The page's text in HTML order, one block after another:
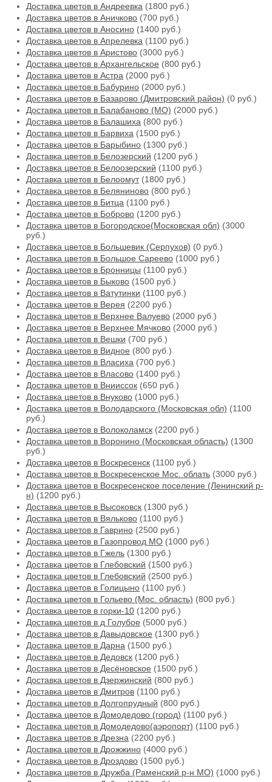
Доставка цветов в Андреевка (1800 руб.)
Доставка цветов в Аничково (700 руб.)
Доставка цветов в Аносино (1400 руб.)
Доставка цветов в Апрелевка (1100 руб.)
Доставка цветов в Аристово (3000 руб.)
Доставка цветов в Архангельское (800 руб.)
Доставка цветов в Астра (2000 руб.)
Доставка цветов в Бабурино (2000 руб.)
Доставка цветов в Базарово (Дмитровский район) (0 руб.)
Доставка цветов в Балабаново (МО) (2000 руб.)
Доставка цветов в Балашиха (800 руб.)
Доставка цветов в Барвиха (1500 руб.)
Доставка цветов в Барыбино (1300 руб.)
Доставка цветов в Белозерский (1200 руб.)
Доставка цветов в Белоозерский (1100 руб.)
Доставка цветов в Белоомут(1800 руб.)
Доставка цветов в Беляниново (800 руб.)
Доставка цветов в Битца (1100 руб.)
Доставка цветов в Боброво (1200 руб.)
Доставка цветов в Богородское(Московская обл) (3000
руб.)
Доставка цветов в Большевик (Серпухов) (0 руб.)
Доставка цветов в Большое Сареево (1000 руб.)
Доставка цветов в Бронницы (1100 руб.)
Доставка цветов в Быково (1500 руб.)
Доставка цветов в Ватутинки (1100 руб.)
Доставка цветов в Верея (2200 руб.)
Доставка цветов в Верхнее Валуево (2000 руб.)
Доставка цветов в Верхнее Мячково (2000 руб.)
Доставка цветов в Вешки (700 руб.)
Доставка цветов в Видное (800 руб.)
Доставка цветов в Власиха (700 руб.)
Доставка цветов в Власово (1400 руб.)
Доставка цветов в Внииссок (650 руб.)
Доставка цветов в Внуково (1000 руб.)
Доставка цветов в Володарского (Московская обл) (1100
руб.)
Доставка цветов в Волоколамск (2200 руб.)
Доставка цветов в Воронино (Московская область) (1300
руб.)
Доставка цветов в Воскресенск (1100 руб.)
Доставка цветов в Воскресенское Мос. облать (3000 руб.)
Доставка цветов в Воскресенское поселение (Ленинский р-
н) (1200 руб.)
Доставка цветов в Высоковск (1300 руб.)
Доставка цветов в Вяльково (1100 руб.)
Доставка цветов в Гаврино (2500 руб.)
Доставка цветов в Газопровод МО (1000 руб.)
Доставка цветов в Гжель (1300 руб.)
Доставка цветов в Глебовский (1500 руб.)
Доставка цветов в Глебовский (2500 руб.)
Доставка цветов в Голицыно (1100 руб.)
Доставка цветов в Гольево (Мос. область) (800 руб.)
Доставка цветов в горки-10 (1200 руб.)
Доставка цветов в д Голубое (5000 руб.)
Доставка цветов в Давыдовское (1300 руб.)
Доставка цветов в Дарна (1500 руб.)
Доставка цветов в Дедовск (1200 руб.)
Доставка цветов в Десёновское (1500 руб.)
Доставка цветов в Дзержинский (800 руб.)
Доставка цветов в Дмитров (1100 руб.)
Доставка цветов в Долгопрудный (800 руб.)
Доставка цветов в Домодедово (город) (1100 руб.)
Доставка цветов в Домодедово(аэропорт) (1100 руб.)
Доставка цветов в Дрезна (2200 руб.)
Доставка цветов в Дрожжино (4000 руб.)
Доставка цветов в Дроздово (1500 руб.)
Доставка цветов в Дружба (Раменский р-н МО) (1000 руб.)